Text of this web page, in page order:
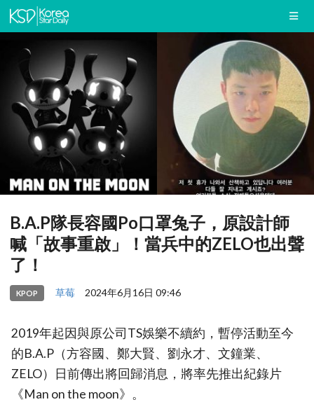
B.A.P隊長容國Po口罩兔子，原設計師
喊「故事重啟」！當兵中的ZELO也出聲
了！
KPOP 草莓 2024年6月16日 09:46
2019年起因與原公司TS娛樂不續約，暫停活動至今
的B.A.P（方容國、鄭大賢、劉永才、文鐘業、
ZELO）日前傳出將回歸消息，將率先推出紀錄片
《Man on the moon》。